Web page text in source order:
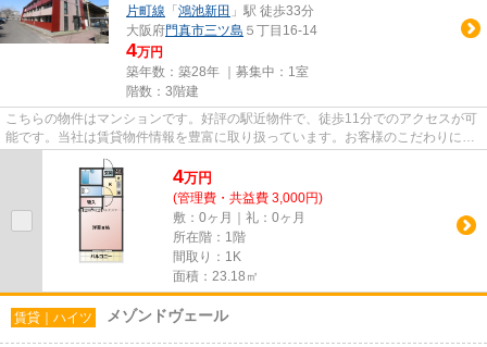
片町線 「 鴻池新田 」駅 徒歩33分
大阪府門真市三ツ島 ５丁目16-14
4万円
築年数：築28年 ｜募集中： 1室
階数：3階建
こちらの物件はマンションです。好評の駅近物件で、徒歩11分でのアクセスが可
能です。当社は賃貸物件情報を豊富に取り扱っています。お客様のこだわりに合
わせた物件をご紹介させてい...
4万円
(管理費・共益費 3,000円)
敷：0ヶ月｜礼：0ヶ月
所在階：1階
間取り：1K
面積：23.18㎡
賃貸｜ハイツ メゾンドヴェール